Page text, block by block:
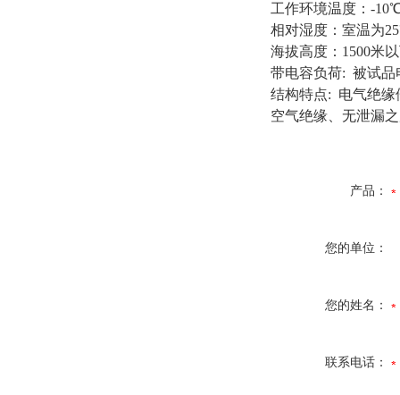
工作环境温度：-
相对湿度：室温为
海拔高度：1500米
带电容负荷: 被试品
结构特点: 电气绝缘
空气绝缘、无泄漏
产品：
您的单位：
您的姓名：
联系电话：